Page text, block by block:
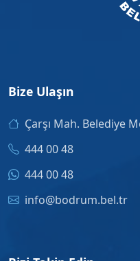
Bize Ulaşın
Çarşı Mah. Belediye
444 00 48
444 00 48
info@bodrum.bel.tr